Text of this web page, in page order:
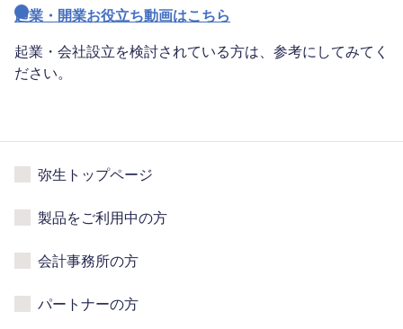
起業・開業お役立ち動画はこちら
起業・会社設立を検討されている方は、参考にしてみてく
ださい。
弥生トップページ
製品をご利用中の方
会計事務所の方
パートナーの方